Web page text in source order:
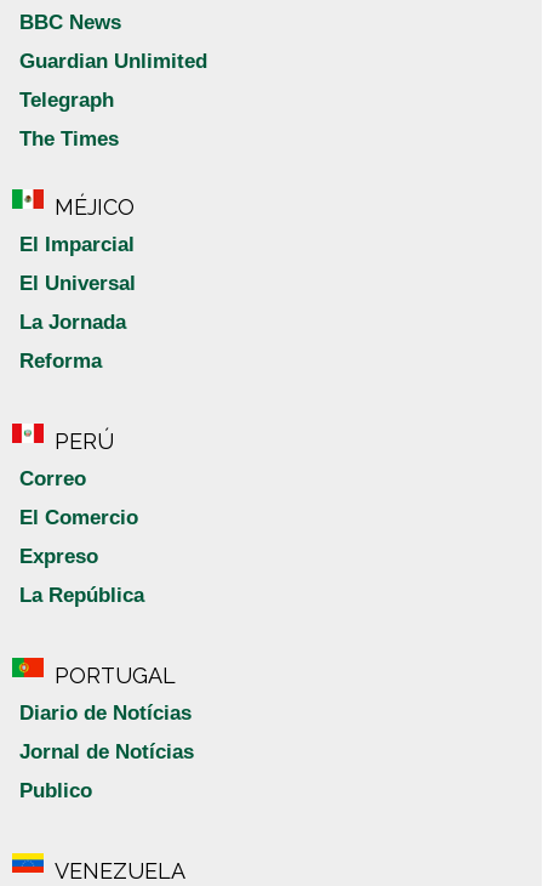
BBC News
Guardian Unlimited
Telegraph
The Times
MÉJICO
El Imparcial
El Universal
La Jornada
Reforma
PERÚ
Correo
El Comercio
Expreso
La República
PORTUGAL
Diario de Notícias
Jornal de Notícias
Publico
VENEZUELA